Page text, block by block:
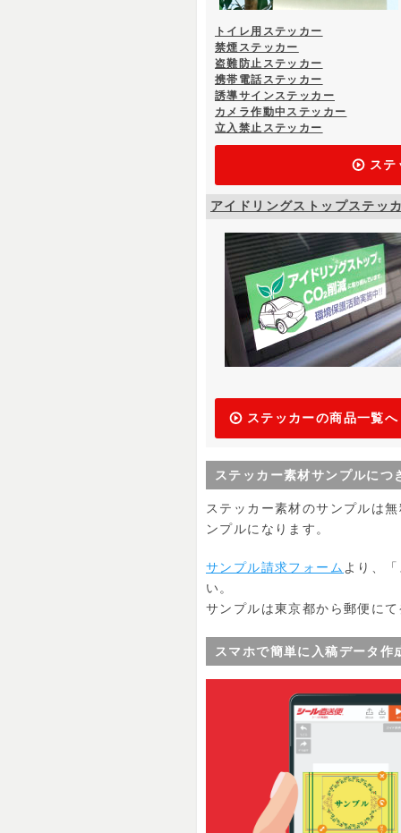
トイレ用ステッカー
禁煙ステッカー
盗難防止ステッカー
携帯電話ステッカー
誘導サインステッカー
カメラ作動中ステッカー
立入禁止ステッカー
ス
アイドリングストップステッ
ステッカーの商品一覧へ
ステッカー素材サンプルにつ
ステッカー素材のサンプルは
ンプルになります。
サンプル請求フォーム より、
い。
サンプルは東京都から郵便に
スマホで簡単に入稿データ作